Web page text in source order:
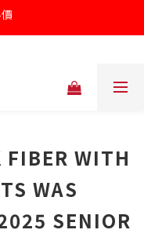
WITH
WAS
SENIOR